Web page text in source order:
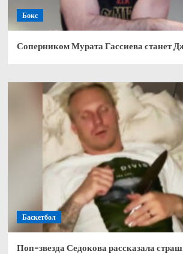
Бокс
Соперником Мурата Гассиева станет
Баскетбол
Поп-звезда Седокова рассказала